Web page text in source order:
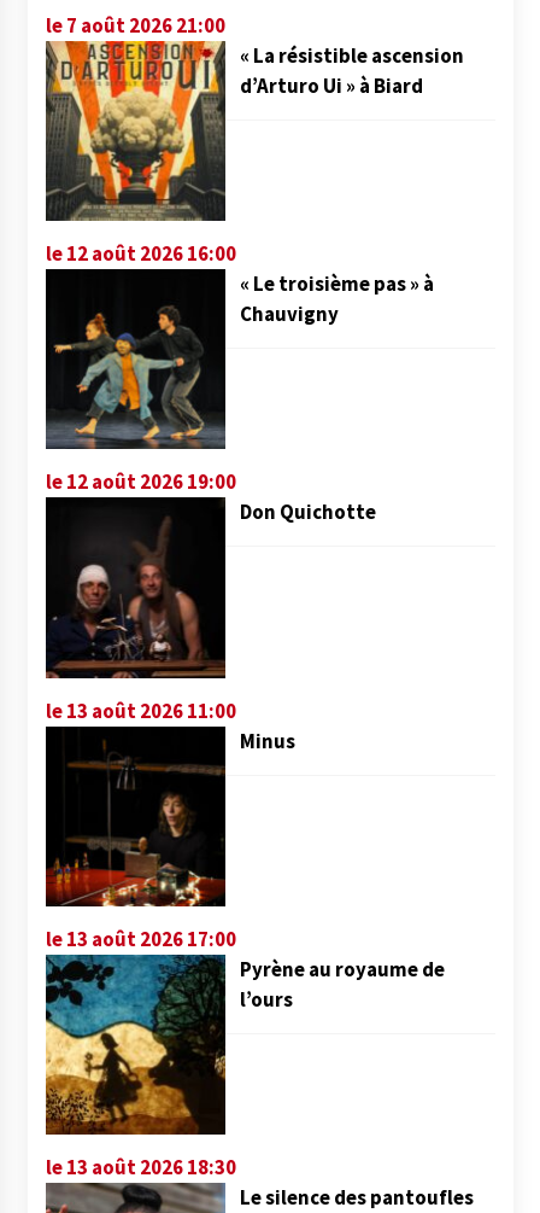
le 7 août 2026 21:00
« La résistible ascension
d’Arturo Ui » à Biard
le 12 août 2026 16:00
« Le troisième pas » à
Chauvigny
le 12 août 2026 19:00
Don Quichotte
le 13 août 2026 11:00
Minus
le 13 août 2026 17:00
Pyrène au royaume de
l’ours
le 13 août 2026 18:30
Le silence des pantoufles